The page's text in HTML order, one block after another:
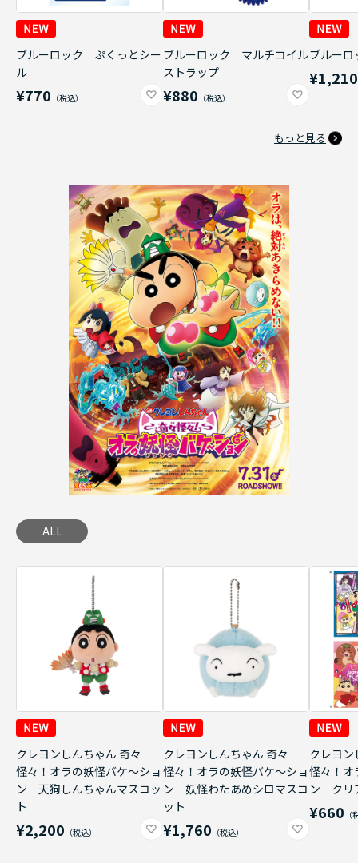
ブルーロック ぷくっとシー
ル
¥770
ブルーロック マルチコイル
ストラップ
¥880
ブルー
¥1,210
もっと見る
ALL
クレヨンしんちゃん 奇々
怪々！オラの妖怪バケ～ショ
ン 天狗しんちゃんマスコッ
ト
¥2,200
クレヨンしんちゃん 奇々
怪々！オラの妖怪バケ～ショ
ン 妖怪わたあめシロマスコ
ット
¥1,760
クレヨン
怪々！オ
ン クリ
¥660